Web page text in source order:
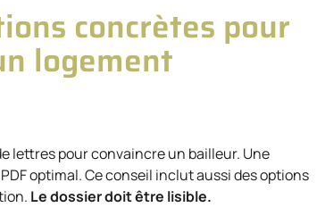
concrètes pour
logement
lettres pour convaincre un bailleur. Une
optimal. Ce conseil inclut aussi des options
Le dossier doit être lisible.